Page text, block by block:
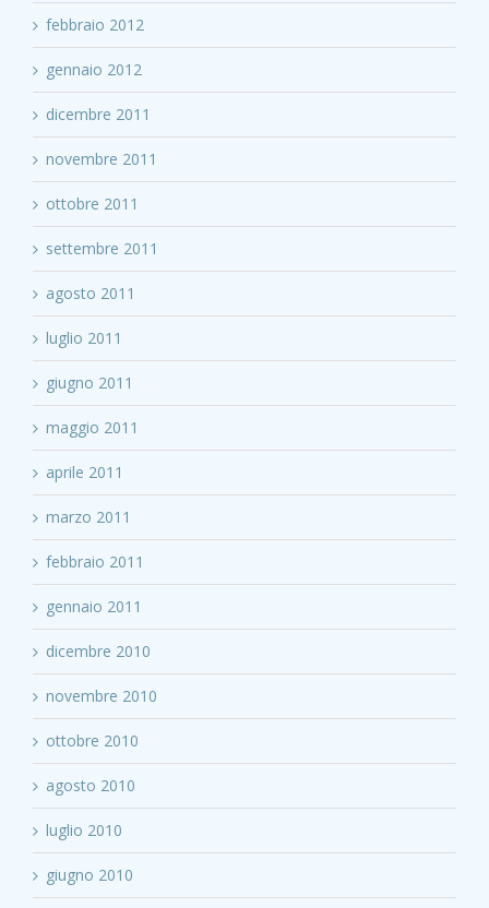
febbraio 2012
gennaio 2012
dicembre 2011
novembre 2011
ottobre 2011
settembre 2011
agosto 2011
luglio 2011
giugno 2011
maggio 2011
aprile 2011
marzo 2011
febbraio 2011
gennaio 2011
dicembre 2010
novembre 2010
ottobre 2010
agosto 2010
luglio 2010
giugno 2010